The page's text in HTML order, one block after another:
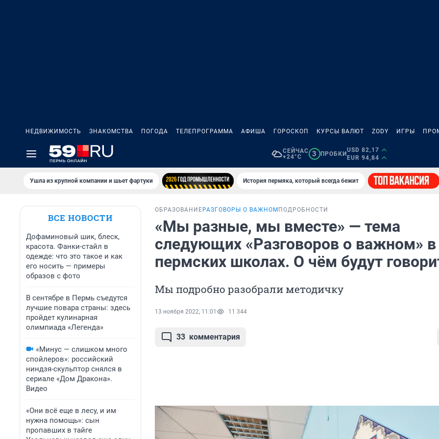
НЕДВИЖИМОСТЬ ЗНАКОМСТВА ПОГОДА ТЕЛЕПРОГРАММА АФИША ГОРОСКОП КУРСЫ ВАЛЮТ ZODY ИГРЫ
СЕЙЧАС
+24°C
3 ПРОБКИ
USD 82,17
EUR 94,84
Ушла из крупной компании и шьет фартуки История пермяка, который всегда бежит
ВСЕ НОВОСТИ
Дофаминовый шик, блеск,
красота. Фанки-стайл в
одежде: что это такое и как
его носить — примеры
образов с фото
В сентябре в Пермь съедутся
лучшие повара страны: здесь
пройдет кулинарная
олимпиада «Легенда»
«Минус — слишком много
спойлеров»: российский
ниндзя-скульптор снялся в
сериале «Дом Дракона».
Видео
«Они всё еще в лесу, и им
нужна помощь»: сын
пропавших в тайге
ОБРАЗОВАНИЕ РАЗГОВОРЫ О ВАЖНОМ ПОДРОБНОСТИ
«Мы разные, мы вместе» — тема
следующих «Разговоров о важном» в
пермских школах. О чём будут
Мы подробно разобрали методичку
13 ноября 2022, 11:01 11 344
33 комментария